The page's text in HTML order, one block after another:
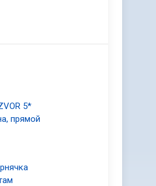
5*
прямой